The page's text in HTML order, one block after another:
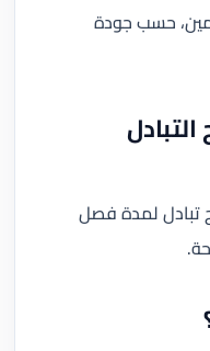
حسب جودة
تبادل لمدة فصل